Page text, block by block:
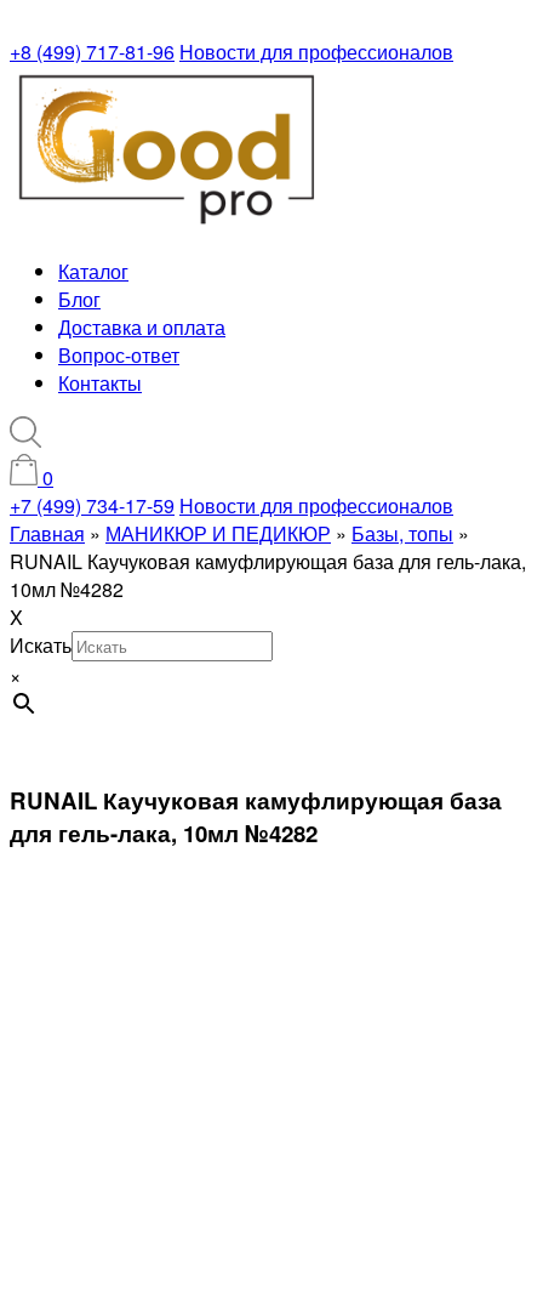
+8 (499) 717-81-96 Новости для профессионалов
Каталог
Блог
Доставка и оплата
Вопрос-ответ
Контакты
0
+7 (499) 734-17-59 Новости для профессионалов
Главная » МАНИКЮР И ПЕДИКЮР » Базы, топы »
RUNAIL Каучуковая камуфлирующая база для гель-лака,
10мл №4282
X
Искать
×
RUNAIL Каучуковая камуфлирующая база
для гель-лака, 10мл №4282